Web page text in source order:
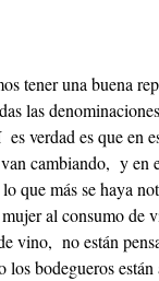
tener una buena
las
verdad es que en
cambiando, y en
que más se haya
al consumo de
vino, no están
bodegueros están